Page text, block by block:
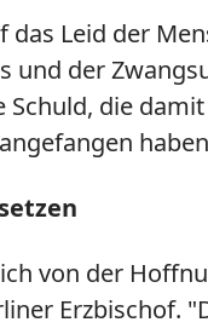
das Leid der
und der
Schuld, die
von der
Erzbischof.